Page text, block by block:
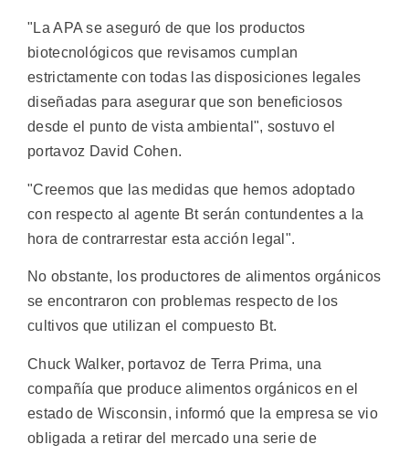
"La APA se aseguró de que los productos
biotecnológicos que revisamos cumplan
estrictamente con todas las disposiciones legales
diseñadas para asegurar que son beneficiosos
desde el punto de vista ambiental", sostuvo el
portavoz David Cohen.
"Creemos que las medidas que hemos adoptado
con respecto al agente Bt serán contundentes a la
hora de contrarrestar esta acción legal".
No obstante, los productores de alimentos orgánicos
se encontraron con problemas respecto de los
cultivos que utilizan el compuesto Bt.
Chuck Walker, portavoz de Terra Prima, una
compañía que produce alimentos orgánicos en el
estado de Wisconsin, informó que la empresa se vio
obligada a retirar del mercado una serie de